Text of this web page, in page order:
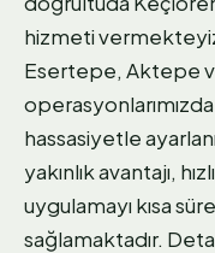
hizmeti
Esertepe, Aktepe
hassasiyetle
yakınlık avantajı,
uygulamayı kısa
sağlamaktadır.